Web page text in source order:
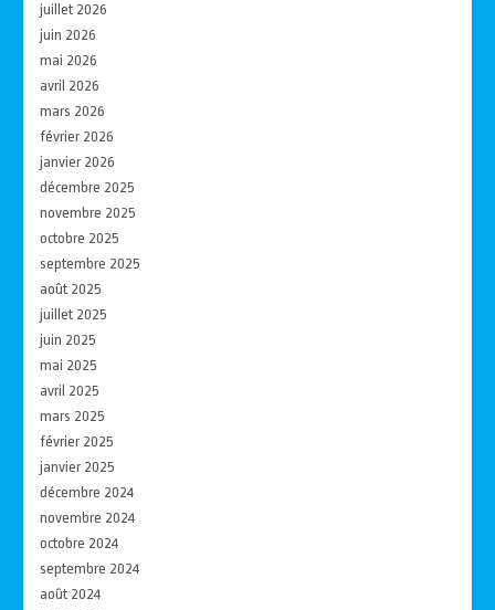
juillet 2026
juin 2026
mai 2026
avril 2026
mars 2026
février 2026
janvier 2026
décembre 2025
novembre 2025
octobre 2025
septembre 2025
août 2025
juillet 2025
juin 2025
mai 2025
avril 2025
mars 2025
février 2025
janvier 2025
décembre 2024
novembre 2024
octobre 2024
septembre 2024
août 2024